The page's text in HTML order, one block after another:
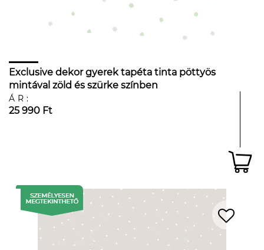
Exclusive dekor gyerek tapéta tinta pöttyös
mintával zöld és szürke színben
ÁR:
25 990 Ft